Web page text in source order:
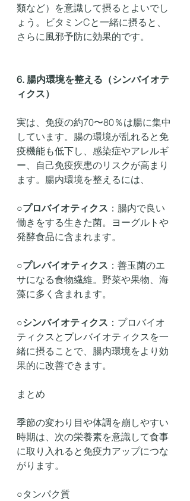
類など）を意識して摂るとよいでし
ょう。ビタミンCと一緒に摂ると、
さらに風邪予防に効果的です。
6. 腸内環境を整える（シンバイオテ
ィクス）
実は、免疫の約70〜80％は腸に集中
しています。腸の環境が乱れると免
疫機能も低下し、感染症やアレルギ
ー、自己免疫疾患のリスクが高まり
ます。腸内環境を整えるには、
○プロバイオティクス ：腸内で良い
働きをする生きた菌。ヨーグルトや
発酵食品に含まれます。
○プレバイオティクス ：善玉菌のエ
サになる食物繊維。野菜や果物、海
藻に多く含まれます。
○シンバイオティクス ：プロバイオ
ティクスとプレバイオティクスを一
緒に摂ることで、腸内環境をより効
果的に改善できます。
まとめ
季節の変わり目や体調を崩しやすい
時期は、次の栄養素を意識して食事
に取り入れると免疫力アップにつな
がります。
○タンパク質